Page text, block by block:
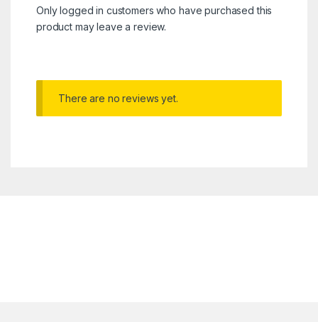
Only logged in customers who have purchased this
product may leave a review.
There are no reviews yet.